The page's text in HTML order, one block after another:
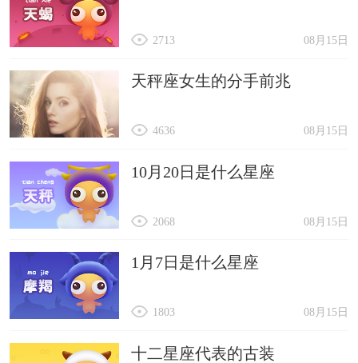
08月15日
2713
天秤座女生的分手前兆
08月15日
4636
10月20日是什么星座
08月15日
2068
1月7日是什么星座
08月15日
1803
十二星座代表的古装